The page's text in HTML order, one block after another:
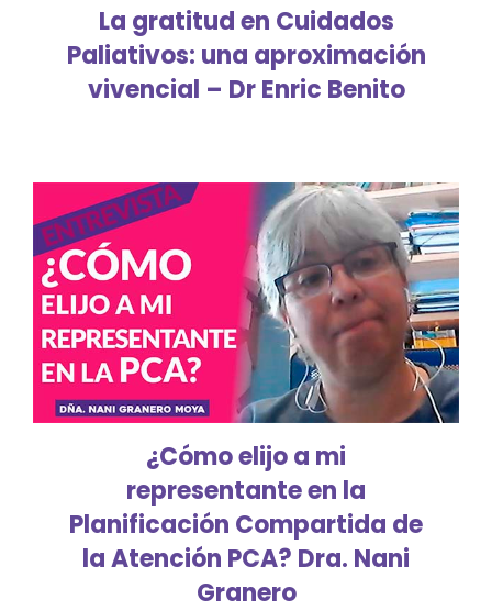
La gratitud en Cuidados
Paliativos: una aproximación
vivencial – Dr Enric Benito
¿Cómo elijo a mi
representante en la
Planificación Compartida de
la Atención PCA? Dra. Nani
Granero